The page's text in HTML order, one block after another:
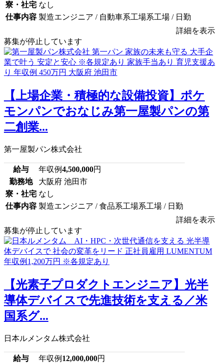
寮・社宅 なし
仕事内容 製造エンジニア / 自動車系工場系工場 / 日勤
詳細を表示
募集が停止しています
【上場企業・積極的な設備投資】ポケ
モンパンでおなじみ第一屋製パンの第
二創業...
第一屋製パン株式会社
給与 年収例4,500,000円
勤務地
大阪府 池田市
寮・社宅 なし
仕事内容 製造エンジニア / 食品系工場系工場 / 日勤
詳細を表示
募集が停止しています
【光素子プロダクトエンジニア】光半
導体デバイスで先進技術を支える／米
国系グ...
日本ルメンタム株式会社
給与 年収例 12,000,000円